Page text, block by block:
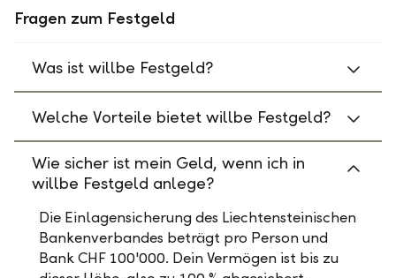
Fragen zum Festgeld
Was ist willbe Festgeld?
Welche Vorteile bietet willbe Festgeld?
Wie sicher ist mein Geld, wenn ich in
willbe Festgeld anlege?
Die Einlagensicherung des Liechtensteinischen
Bankenverbandes beträgt pro Person und
Bank CHF 100'000. Dein Vermögen ist bis zu